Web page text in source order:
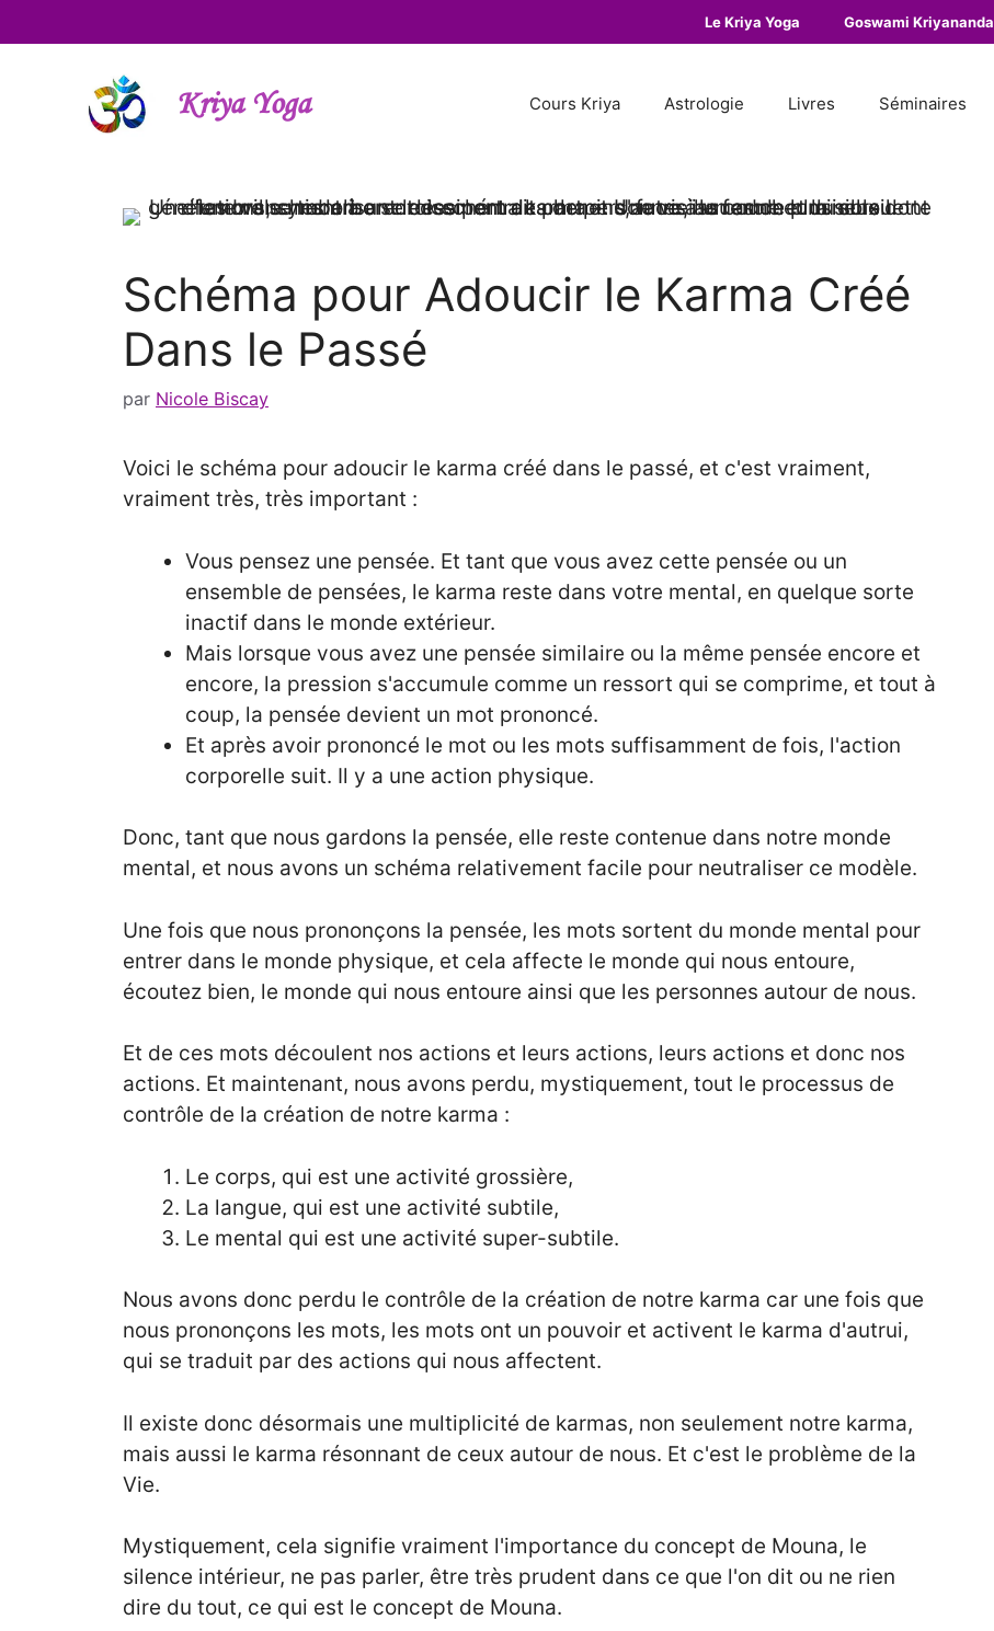
au
Le Kriya Yoga Goswami Kriyananda
Kriya Yoga Cours Kriya Astrologie Livres Séminaires
Schéma pour Adoucir le Karma Créé
Dans le Passé
par Nicole Biscay
Voici le schéma pour adoucir le karma créé dans le passé, et c'est vraiment,
vraiment très, très important :
Vous pensez une pensée. Et tant que vous avez cette pensée ou un
ensemble de pensées, le karma reste dans votre mental, en quelque sorte
inactif dans le monde extérieur.
Mais lorsque vous avez une pensée similaire ou la même pensée encore et
encore, la pression s'accumule comme un ressort qui se comprime, et tout à
coup, la pensée devient un mot prononcé.
Et après avoir prononcé le mot ou les mots suffisamment de fois, l'action
corporelle suit. Il y a une action physique.
Donc, tant que nous gardons la pensée, elle reste contenue dans notre monde
mental, et nous avons un schéma relativement facile pour neutraliser ce modèle.
Une fois que nous prononçons la pensée, les mots sortent du monde mental pour
entrer dans le monde physique, et cela affecte le monde qui nous entoure,
écoutez bien, le monde qui nous entoure ainsi que les personnes autour de nous.
Et de ces mots découlent nos actions et leurs actions, leurs actions et donc nos
actions. Et maintenant, nous avons perdu, mystiquement, tout le processus de
contrôle de la création de notre karma :
Le corps, qui est une activité grossière,
La langue, qui est une activité subtile,
Le mental qui est une activité super-subtile.
Nous avons donc perdu le contrôle de la création de notre karma car une fois que
nous prononçons les mots, les mots ont un pouvoir et activent le karma d'autrui,
qui se traduit par des actions qui nous affectent.
Il existe donc désormais une multiplicité de karmas, non seulement notre karma,
mais aussi le karma résonnant de ceux autour de nous. Et c'est le problème de la
Vie.
Mystiquement, cela signifie vraiment l'importance du concept de Mouna, le
silence intérieur, ne pas parler, être très prudent dans ce que l'on dit ou ne rien
dire du tout, ce qui est le concept de Mouna.